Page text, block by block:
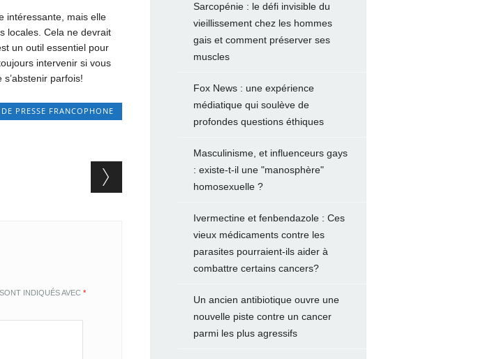
intéressante, mais elle
locales. Cela ne devrait
un outil essentiel pour
intervenir si vous
parfois!
PRESSE FRANCOPHONE
INDIQUÉS AVEC *
Sarcopénie : le défi invisible du
vieillissement chez les hommes
gais et comment préserver ses
muscles
Fox News : une expérience
médiatique qui soulève de
profondes questions éthiques
Masculinisme, et influenceurs gays
: existe-t-il une "manosphère"
homosexuelle ?
Ivermectine et fenbendazole : Ces
vieux médicaments contre les
parasites pourraient-ils aider à
combattre certains cancers?
Un ancien antibiotique ouvre une
nouvelle piste contre un cancer
parmi les plus agressifs